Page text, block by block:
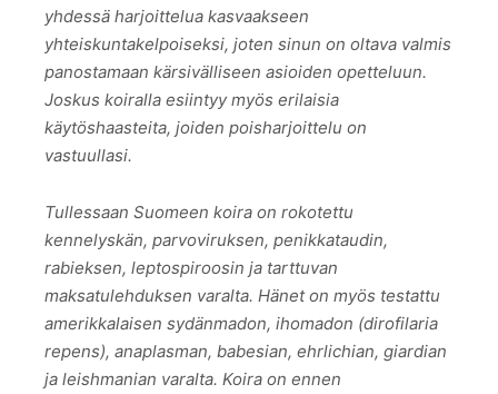
yhdessä harjoittelua kasvaakseen
yhteiskuntakelpoiseksi, joten sinun on oltava valmis
panostamaan kärsivälliseen asioiden opetteluun.
Joskus koiralla esiintyy myös erilaisia
käytöshaasteita, joiden poisharjoittelu on
vastuullasi.
Tullessaan Suomeen koira on rokotettu
kennelyskän, parvoviruksen, penikkataudin,
rabieksen, leptospiroosin ja tarttuvan
maksatulehduksen varalta. Hänet on myös testattu
amerikkalaisen sydänmadon, ihomadon (dirofilaria
repens), anaplasman, babesian, ehrlichian, giardian
ja leishmanian varalta. Koira on ennen